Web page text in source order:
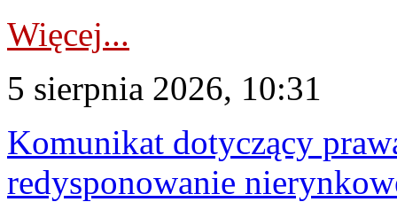
Więcej...
5 sierpnia 2026, 10:31
Komunikat dotyczący
redysponowanie